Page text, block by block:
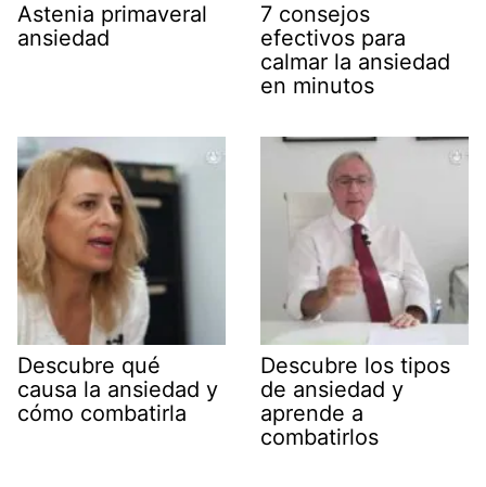
Astenia primaveral
ansiedad
7 consejos
efectivos para
calmar la ansiedad
en minutos
Descubre qué
causa la ansiedad y
cómo combatirla
Descubre los tipos
de ansiedad y
aprende a
combatirlos